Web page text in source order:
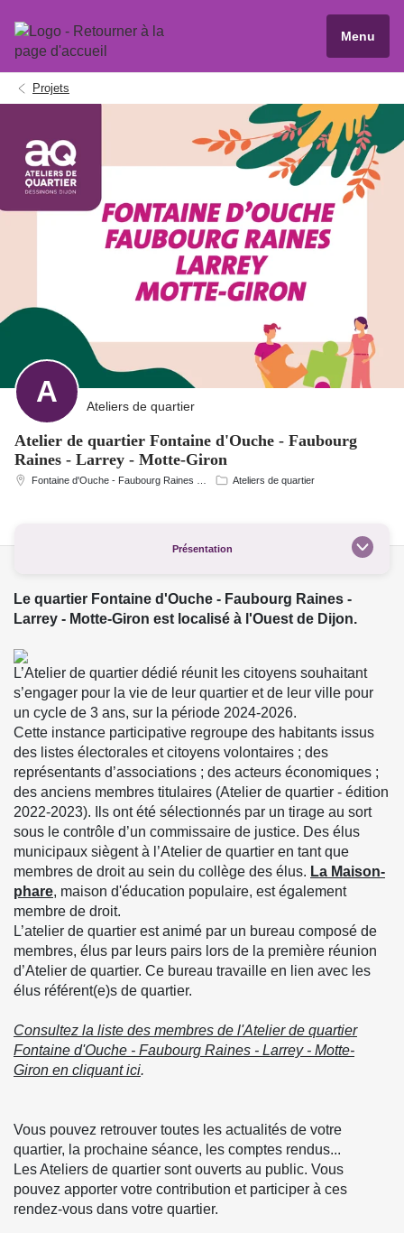
Menu
Projets
A Ateliers de quartier
Atelier de quartier Fontaine d'Ouche - Faubourg
Raines - Larrey - Motte-Giron
Fontaine d'Ouche - Faubourg Raines … Ateliers de quartier
Présentation
Le quartier Fontaine d'Ouche - Faubourg Raines -
Larrey - Motte-Giron est localisé à l'Ouest de Dijon.
L’Atelier de quartier dédié réunit les citoyens souhaitant
s’engager pour la vie de leur quartier et de leur ville pour
un cycle de 3 ans, sur la période 2024-2026.
Cette instance participative regroupe des habitants issus
des listes électorales et citoyens volontaires ; des
représentants d’associations ; des acteurs économiques ;
des anciens membres titulaires (Atelier de quartier - édition
2022-2023). Ils ont été sélectionnés par un tirage au sort
sous le contrôle d’un commissaire de justice. Des élus
municipaux siègent à l’Atelier de quartier en tant que
membres de droit au sein du collège des élus. La Maison-
phare, maison d'éducation populaire, est également
membre de droit.
L’atelier de quartier est animé par un bureau composé de
membres, élus par leurs pairs lors de la première réunion
d’Atelier de quartier. Ce bureau travaille en lien avec les
élus référent(e)s de quartier.
Consultez la liste des membres de l'Atelier de quartier
Fontaine d'Ouche - Faubourg Raines - Larrey - Motte-
Giron en cliquant ici.
Vous pouvez retrouver toutes les actualités de votre
quartier, la prochaine séance, les comptes rendus...
Les Ateliers de quartier sont ouverts au public. Vous
pouvez apporter votre contribution et participer à ces
rendez-vous dans votre quartier.